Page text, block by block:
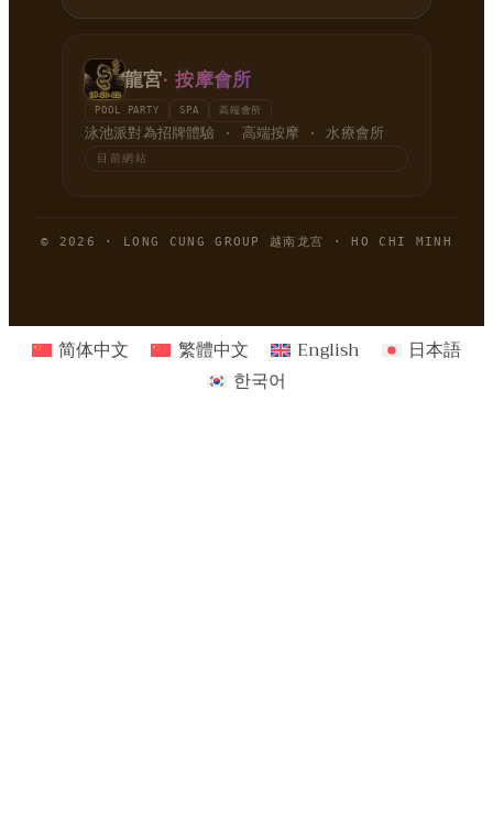
龍宮· 按摩會所
POOL PARTY SPA 高端會所
泳池派對為招牌體驗 · 高端按摩 · 水療會所
目前網站
© 2026 · LONG CUNG GROUP 越南龙宫 · HO CHI MINH
简体中文 繁體中文 English
日本語
한국어